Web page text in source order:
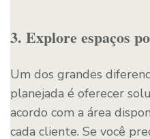
3. Explore espaços
Um dos grandes
planejada é oferecer
acordo com a área
cada cliente. Se você